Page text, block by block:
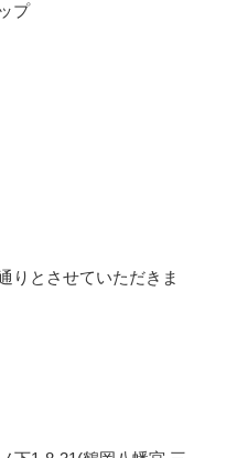
プ
りとさせていただきま